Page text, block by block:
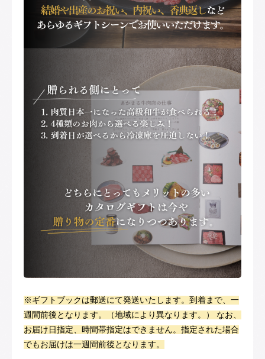
※ギフトブックは郵送にて発送いたします。到着まで、一
週間前後となります。（地域により異なります。） なお、
お届け日指定、時間帯指定はできません。指定された場合
でもお届けは一週間前後となります。